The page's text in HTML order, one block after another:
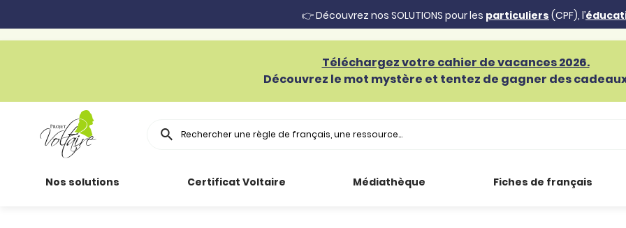
👉 Découvrez nos SOLUTIONS pour les particuliers (CPF), l’
Téléchargez votre cahier de vacances 2026.
Découvrez le mot mystère et tentez de gagner des cadeaux
Rechercher
Nos solutions Certificat Voltaire Médiathèque Fiches de français